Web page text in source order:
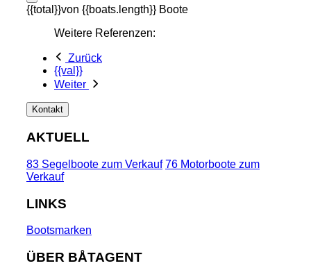
{{total}}von {{boats.length}} Boote
Weitere Referenzen:
Zurück
{{val}}
Weiter
Kontakt
AKTUELL
83 Segelboote zum Verkauf 76 Motorboote zum
Verkauf
LINKS
Bootsmarken
ÜBER BÅTAGENT